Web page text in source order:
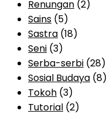
Renungan (2)
Sains (5)
Sastra (18)
Seni (3)
Serba-serbi (28)
Sosial Budaya (8)
Tokoh (3)
Tutorial (2)